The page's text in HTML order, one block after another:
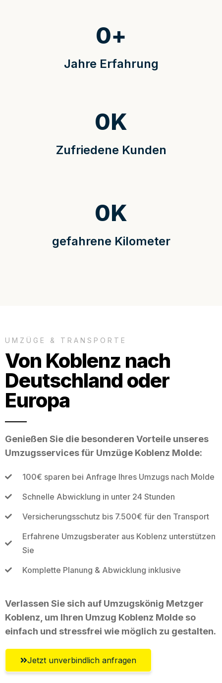
Jahre Erfahrung
0+
Zufriedene Kunden
0K
gefahrene Kilometer
0K
UMZÜGE & TRANSPORTE
Von Koblenz nach
Deutschland oder
Europa
Genießen Sie die besonderen Vorteile unseres
Umzugsservices für Umzüge Koblenz Molde:
100€ sparen bei Anfrage Ihres Umzugs nach Molde
Schnelle Abwicklung in unter 24 Stunden
Versicherungsschutz bis 7.500€ für den Transport
Erfahrene Umzugsberater aus Koblenz unterstützen
Sie
Komplette Planung & Abwicklung inklusive
Verlassen Sie sich auf Umzugskönig Metzger
Koblenz, um Ihren Umzug Koblenz Molde so
einfach und stressfrei wie möglich zu gestalten.
Jetzt unverbindlich anfragen